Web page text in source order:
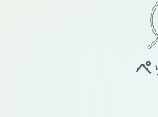
より嬉しい事でした。
自分のうんちを食べた
すると、それらの問題
はかなりありますが、
入れの楽さもチワワの
に投薬や検診必須では
ので月1で健康診断へ連れて行
く吠えないのですが、
い時や長時間待たせて
と鳴きます。声量は全